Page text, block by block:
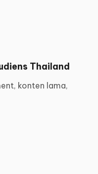
Thailand
konten lama,